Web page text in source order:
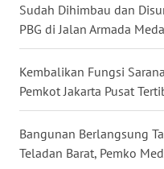
Sudah Dihimbau dan
PBG di Jalan Armada
Kembalikan Fungsi
Pemkot Jakarta Pusat
Bangunan Berlangsung
Teladan Barat, Pemko
WN
MALUKU
WN
MALUT